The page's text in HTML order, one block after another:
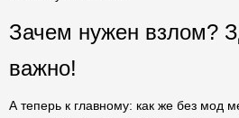
Зачем нужен взлом?
важно!
А теперь к главному: как же без мод